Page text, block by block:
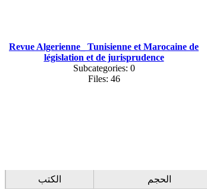
Revue Algerienne_ Tunisienne et Marocaine de
législation et de jurisprudence
Subcategories: 0
Files: 46
الحجم
الكتب